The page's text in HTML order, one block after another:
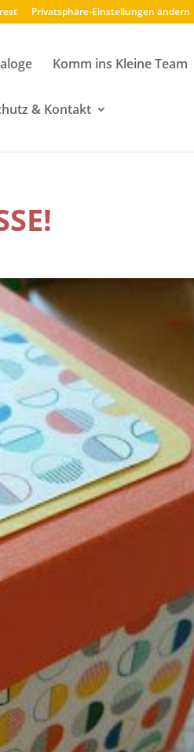
Privatsphäre-Einstellungen ändern
Komm ins Kleine Team
& Kontakt